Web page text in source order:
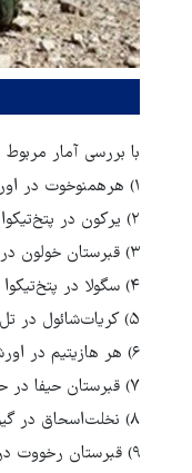
با بررسی آمار
۱) هرهمنوخوت در اورشلیم
۲) یرکون در پتخ‌تیکوا
۳) قبرستان خولون در خولون
۴) سگولا در پتخ‌تیکوا
۵) کریات‌شائول در تل‌آویو
۶) هر هازیتیم در اورشلیم
۷) قبرستان حیفا در حیفا
۸) نخلت‌اسحاق در گیوعاتیم
۹) قبرستان رخووت در رخووت